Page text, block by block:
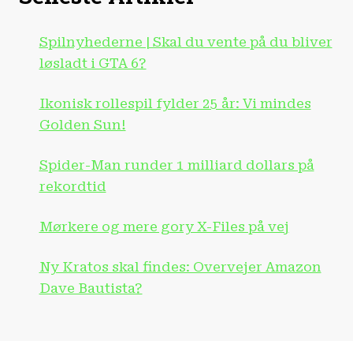
Spilnyhederne | Skal du vente på du bliver
løsladt i GTA 6?
Ikonisk rollespil fylder 25 år: Vi mindes
Golden Sun!
Spider-Man runder 1 milliard dollars på
rekordtid
Mørkere og mere gory X-Files på vej
Ny Kratos skal findes: Overvejer Amazon
Dave Bautista?